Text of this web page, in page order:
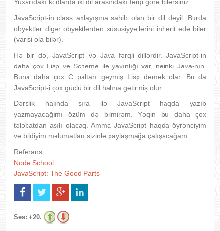
Yuxarıdakı kodlarda iki dil arasındakı fərqi görə bilərsiniz.
JavaScript-in class anlayışına sahib olan bir dil deyil. Burda
obyektlər digər obyektlərdən xüsusiyyətlərini inherit edə bilər
(varisi ola bilər).
Hə bir də, JavaScript və Java fərqli dillərdir. JavaScript-in
daha çox Lisp və Scheme ilə yaxınlığı var, nəinki Java-nın.
Buna daha çox C paltarı geymiş Lisp demək olar. Bu da
JavaScript-i çox güclü bir dil halına gətirmiş olur.
Dərslik halında sıra ilə JavaScript haqda yazıb
yazmayacağımı özüm də bilmirəm. Yəqin bu daha çox
tələbatdan asılı olacaq. Amma JavaScript haqda öyrəndiyim
və bildiyim məlumatları sizinlə paylaşmağa çalışacağam.
Referans:
Node School
JavaScript: The Good Parts
Səs: +20.